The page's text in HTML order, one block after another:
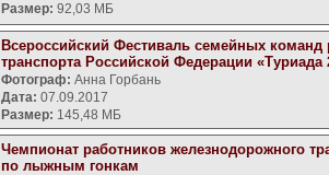
Размер: 92,03 МБ
Всероссийский Фестиваль семейных команд
транспорта Российской Федерации «Туриада
Фотограф: Анна Горбань
Дата: 07.09.2017
Размер: 145,48 МБ
Чемпионат работников железнодорожного
по лыжным гонкам